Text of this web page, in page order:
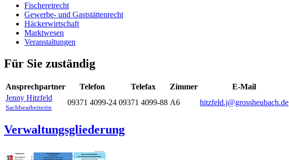
Fischereirecht
Gewerbe- und Gaststättenrecht
Häckerwirtschaft
Marktwesen
Veranstaltungen
Für Sie zuständig
Ansprechpartner Telefon Telefax Zimmer
E-Mail
Jenny Hitzfeld
Sachbearbeiterin
09371 4099-24 09371 4099-88 A6 hitzfeld.j@grossheubach.de
Verwaltungsgliederung